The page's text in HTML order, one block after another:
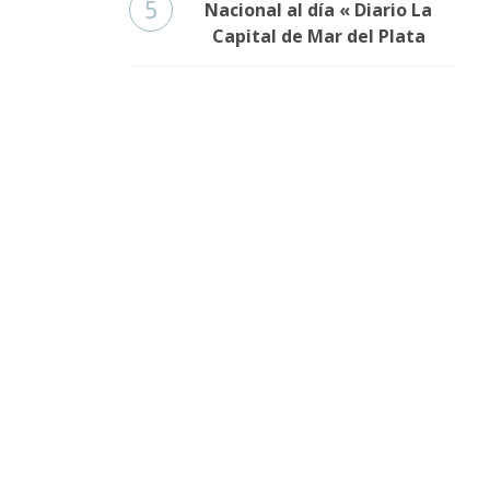
5
Nacional al día « Diario La
Capital de Mar del Plata